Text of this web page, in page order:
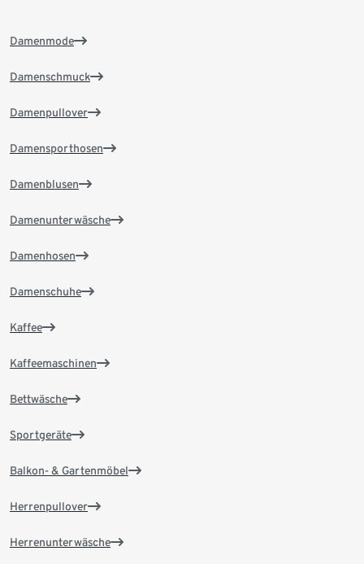
Damenmode
Damenschmuck
Damenpullover
Damensporthosen
Damenblusen
Damenunterwäsche
Damenhosen
Damenschuhe
Kaffee
Kaffeemaschinen
Bettwäsche
Sportgeräte
Balkon- & Gartenmöbel
Herrenpullover
Herrenunterwäsche